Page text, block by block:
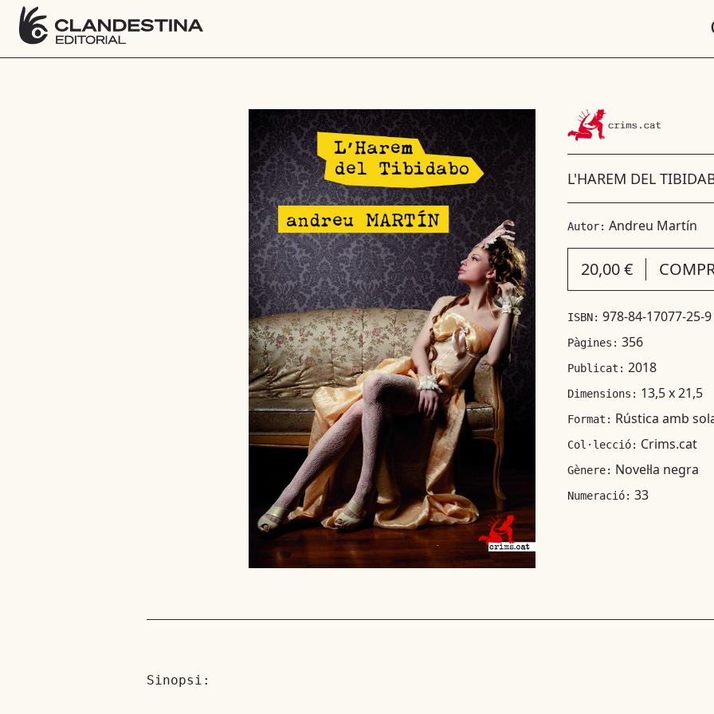
L'HAREM DEL
Autor: Andreu Martín
20,00 €
ISBN: 978-84-17077-25-9
Pàgines: 356
Publicat: 2018
Dimensions: 13,5 x 21,5
Format: Rústica amb
Col·lecció: Crims.cat
Gènere: Novel·la negra
Numeració: 33
Sinopsi: